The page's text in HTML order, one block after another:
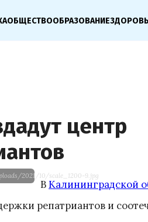
ОБЩЕСТВООБРАЗОВАНИЕ
центр
2021/10/scale_1200-9.jpg
ВКалининградской
репатриантов и